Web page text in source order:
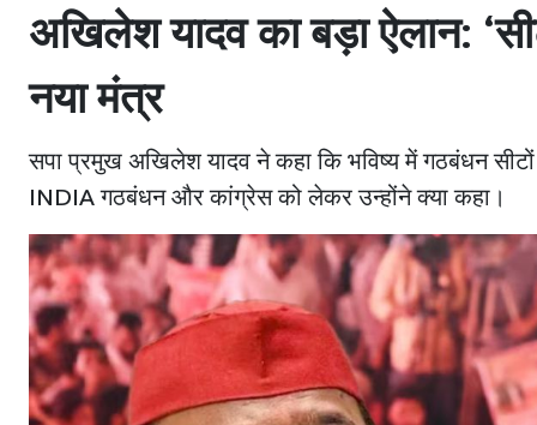
अखिलेश यादव का बड़ा ऐलान:
नया मंत्र
सपा प्रमुख अखिलेश यादव ने कहा कि भविष्य में गठबंधन
INDIA गठबंधन और कांग्रेस को लेकर उन्होंने क्या कहा।